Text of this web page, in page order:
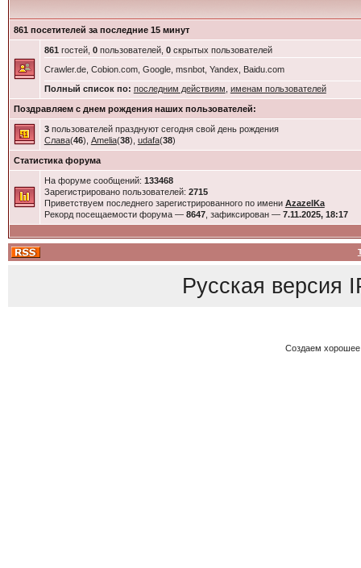
861 посетителей за последние 15 минут
861 гостей, 0пользователей, 0скрытых пользователей
Crawler.de, Cobion.com, Google, msnbot, Yandex, Baidu.com
Полный список по: последним действиям именам пользователей
Поздравляем с днем рождения наших пользователей:
3пользователей празднуют сегодня свой день рождения
Слава(46), Amelia(38), udafa(38)
Статистика форума
На форуме сообщений: 133468
Зарегистрировано пользователей: 2715
Приветствуем последнего зарегистрированного по имени AzazelKa
Рекорд посещаемости форума — 8647, зафиксирован — 7.11.2025, 18:17
Русская версия
Создаем